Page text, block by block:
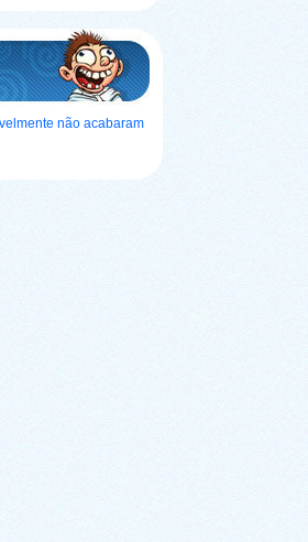
não acabaram